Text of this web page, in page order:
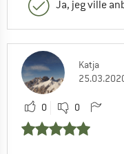
Ja, jeg ville
Katja
0 0